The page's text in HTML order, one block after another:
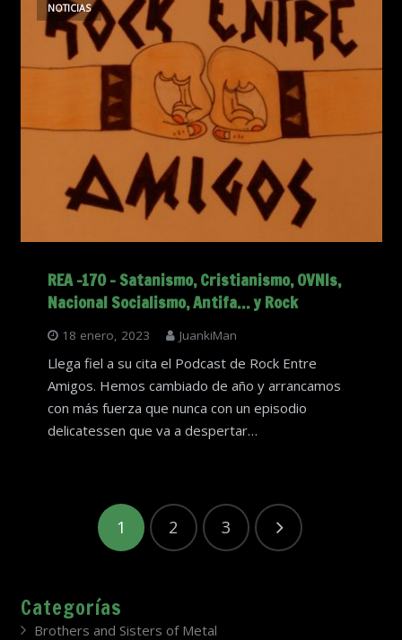
REA -170 – Satanismo, Cristianismo, OVNIs,
Nacional Socialismo, Antifa… y Rock
18 enero, 2023 JuankiMan
NOTICIAS
Llega fiel a su cita el Podcast de Rock Entre
Amigos. Hemos cambiado de año y arrancamos
con más fuerza que nunca con un episodio
delicatessen que va a despertar…
1 2 3
Categorías
Brothers and Sisters of Metal